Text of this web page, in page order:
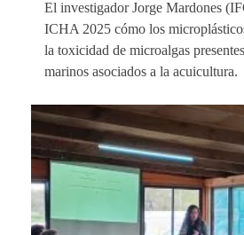
El investigador Jorge Mardones
ICHA 2025 cómo los
la toxicidad de microalgas
marinos asociados a la acuicultura.